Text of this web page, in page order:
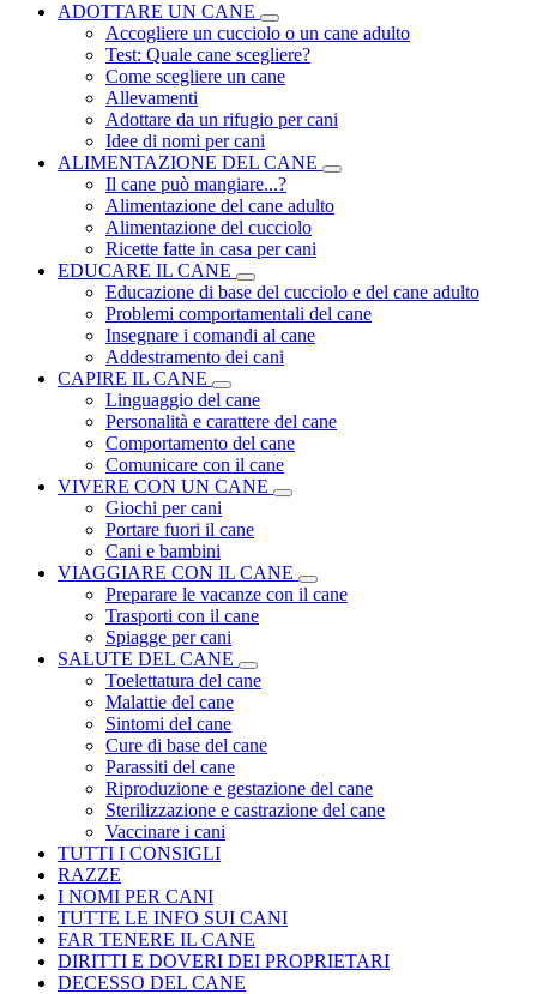
ADOTTARE UN CANE
Accogliere un cucciolo o un cane adulto
Test: Quale cane scegliere?
Come scegliere un cane
Allevamenti
Adottare da un rifugio per cani
Idee di nomi per cani
ALIMENTAZIONE DEL CANE
Il cane può mangiare...?
Alimentazione del cane adulto
Alimentazione del cucciolo
Ricette fatte in casa per cani
EDUCARE IL CANE
Educazione di base del cucciolo e del cane adulto
Problemi comportamentali del cane
Insegnare i comandi al cane
Addestramento dei cani
CAPIRE IL CANE
Linguaggio del cane
Personalità e carattere del cane
Comportamento del cane
Comunicare con il cane
VIVERE CON UN CANE
Giochi per cani
Portare fuori il cane
Cani e bambini
VIAGGIARE CON IL CANE
Preparare le vacanze con il cane
Trasporti con il cane
Spiagge per cani
SALUTE DEL CANE
Toelettatura del cane
Malattie del cane
Sintomi del cane
Cure di base del cane
Parassiti del cane
Riproduzione e gestazione del cane
Sterilizzazione e castrazione del cane
Vaccinare i cani
TUTTI I CONSIGLI
RAZZE
I NOMI PER CANI
TUTTE LE INFO SUI CANI
FAR TENERE IL CANE
DIRITTI E DOVERI DEI PROPRIETARI
DECESSO DEL CANE